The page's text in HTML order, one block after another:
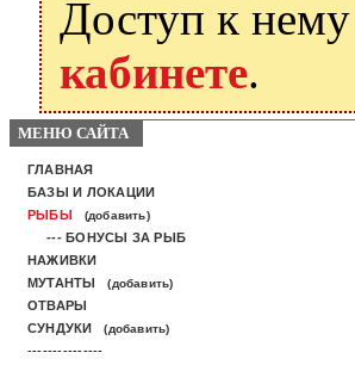
Доступ к
кабинете.
МЕНЮ САЙТА
ГЛАВНАЯ
БАЗЫ И ЛОКАЦИИ
РЫБЫ
(добавить)
--- БОНУСЫ ЗА РЫБ
НАЖИВКИ
МУТАНТЫ
(добавить)
ОТВАРЫ
СУНДУКИ
(добавить)
---------------